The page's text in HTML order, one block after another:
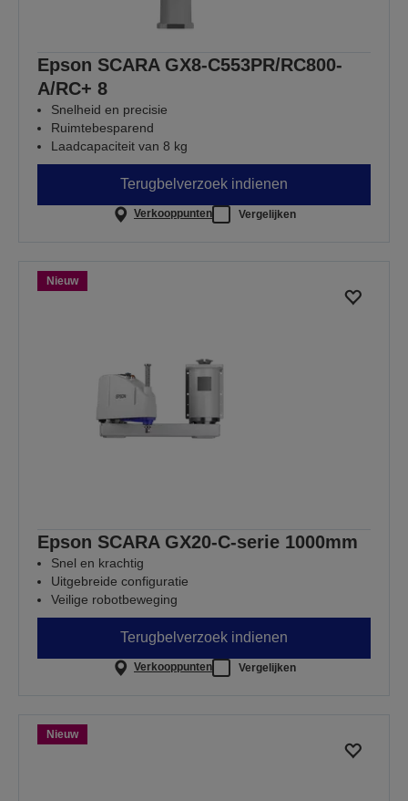
Epson SCARA GX8-C553PR/RC800-
A/RC+ 8
Snelheid en precisie
Ruimtebesparend
Laadcapaciteit van 8 kg
Terugbelverzoek indienen
Verkooppunten Vergelijken
Nieuw
Epson SCARA GX20-C-serie 1000mm
Snel en krachtig
Uitgebreide configuratie
Veilige robotbeweging
Terugbelverzoek indienen
Verkooppunten Vergelijken
Nieuw